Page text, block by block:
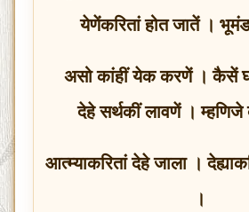
येणेंकरितां होत जातें ।
असो कांहीं येक करणें । कैसें
देहे सर्थकीं लावणें ।
आत्म्याकरितां देहे जाला ।
।